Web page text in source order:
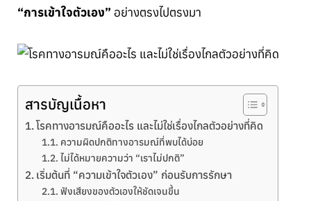
“การเข้าใจตัวเอง” อย่างตรงไปตรงมา
สารบัญเนื้อหา
โรคทางอารมณ์คืออะไร และไม่ใช่เรื่องไกลตัวอย่างที่คิด
ความผิดปกติทางอารมณ์ที่พบได้บ่อย
ไม่ได้หมายความว่า “เราไม่ปกติ”
เริ่มต้นที่ “ความเข้าใจตัวเอง” ก่อนรับการรักษา
ฟังเสียงของตัวเองให้ชัดเจนขึ้น